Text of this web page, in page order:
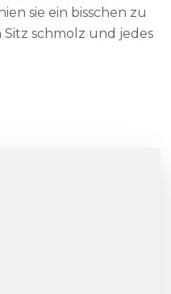
sie ein bisschen zu
schmolz und jedes